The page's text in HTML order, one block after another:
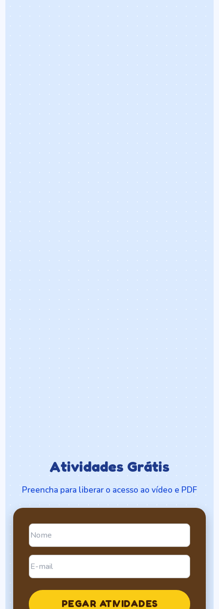
Atividades Grátis
Preencha para liberar o acesso ao vídeo e PDF
PEGAR ATIVIDADES